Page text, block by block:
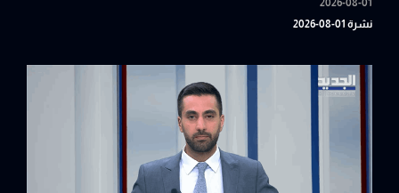
نشرة 01-08-2026